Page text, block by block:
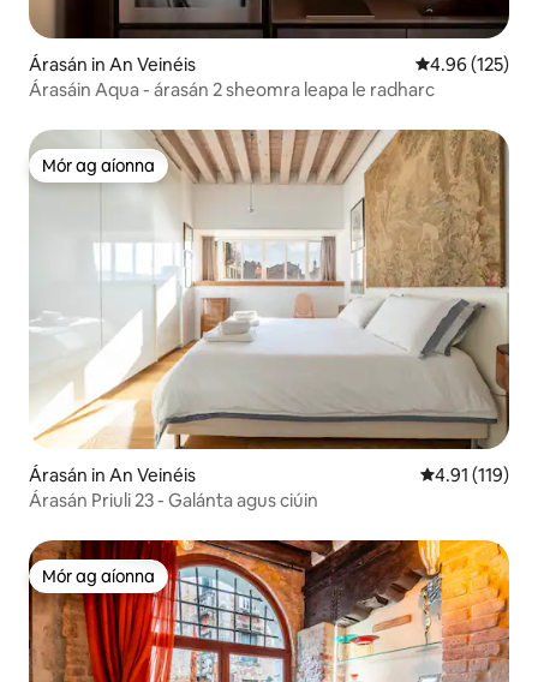
Árasán in An Veinéis Meánrátáil
4.96 (125)
Árasáin Aqua - árasán 2 sheomra leapa le radharc
Mór ag aíonna
Mór ag aíonna
Árasán in An Veinéis Meánrátáil
4.91 (119)
Árasán Priuli 23 - Galánta agus ciúin
Mór ag aíonna
Mór ag aíonna